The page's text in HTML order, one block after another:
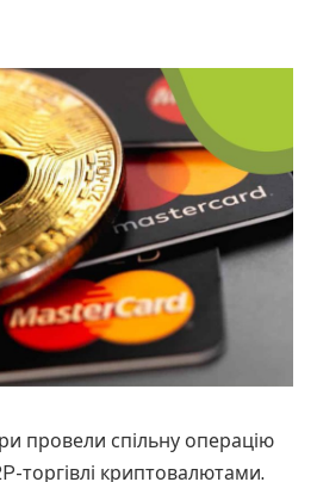
провели спільну операцію
торгівлі криптовалютами.